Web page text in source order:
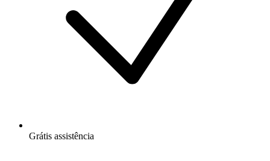
Grátis assistência